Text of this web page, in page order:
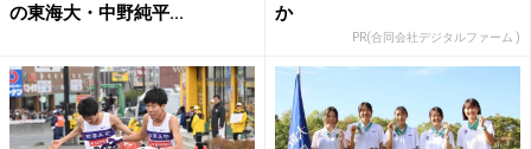
の東海大・中野純平...
か
PR(合同会社デジタルファーム )